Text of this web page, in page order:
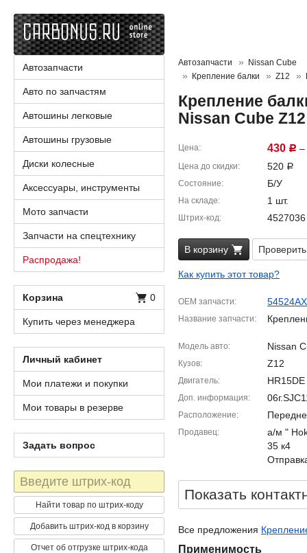
Автозапчасти
Nissan Cube
Крепление балки
Z12
Крепление
Nissan Cube
Цена 430 Р –
Цена до скидки 520 Р
Состояние Б/У
На складе 1 шт.
Штрих-код 4527036
В корзину
Как купить этот товар?
OEM запчасти
Название запчасти
Модель авто Nissan
Кузов Z12
Двигатель HR15DE
Доп. информация
Расположение
Продавец
а/м "
35 к4
Показать
Все предложения
Применимость
Автозапчасти
Авто по запчастям
Автошины легковые
Автошины грузовые
Диски колесные
Аксессуары, инструменты
Мото запчасти
Запчасти на спецтехнику
Распродажа!
Корзина 0
Купить через менеджера
Личный кабинет
Мои платежи и покупки
Мои товары в резерве
Задать вопрос
Штрих-
код
Найти товар по штрих-коду
Добавить штрих-код в корзину
Отчет об отгрузке штрих-кода